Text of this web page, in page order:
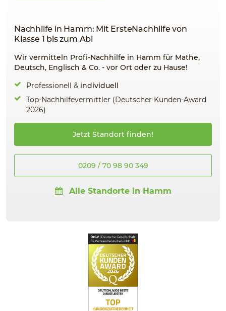
Nachhilfe in Hamm: Mit ErsteNachhilfe von
Klasse 1 bis zum Abi
Wir vermitteln Profi-Nachhilfe in Hamm für Mathe,
Deutsch, Englisch & Co. - vor Ort oder zu Hause!
Professionell & individuell
Top-Nachhilfevermittler (Deutscher Kunden-Award
2026)
Jetzt Standort finden!
0209 / 70 98 90 349
Alle Standorte in Hamm